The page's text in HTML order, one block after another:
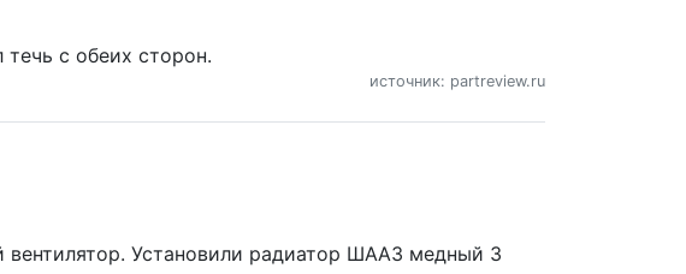
с обеих сторон.
источник: partreview.ru
Установили радиатор ШААЗ медный 3